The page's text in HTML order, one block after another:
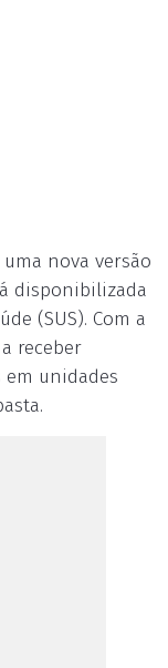
nova versão
disponibilizada
(SUS). Com a
receber
em unidades